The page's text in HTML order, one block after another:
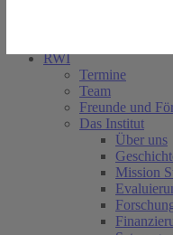
RWI
Termine
Team
Freunde und
Das Institut
Über uns
Mission